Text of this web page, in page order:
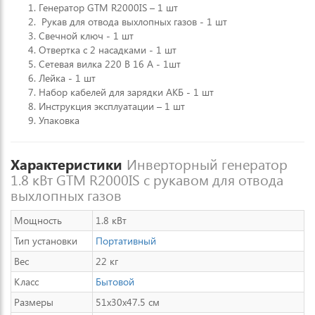
Генератор GTM R2000IS – 1 шт
Рукав для отвода выхлопных газов - 1 шт
Свечной ключ - 1 шт
Отвертка с 2 насадками - 1 шт
Сетевая вилка 220 В 16 А - 1шт
Лейка - 1 шт
Набор кабелей для зарядки АКБ - 1 шт
Инструкция эксплуатации – 1 шт
Упаковка
Характеристики Инверторный генератор
1.8 кВт GTM R2000IS с рукавом для отвода
выхлопных газов
Мощность
1.8 кВт
Тип установки
Портативный
Вес
22 кг
Класс
Бытовой
Размеры
51x30x47.5 см